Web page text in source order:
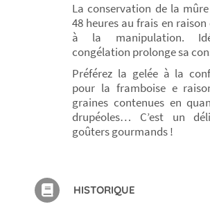
La conservation de la mûre
48 heures au frais en
à la manipulation.
congélation prolonge sa
Préférez la gelée à la
pour la framboise e
graines contenues en
drupéoles… C’est un
goûters gourmands !
HISTORIQUE